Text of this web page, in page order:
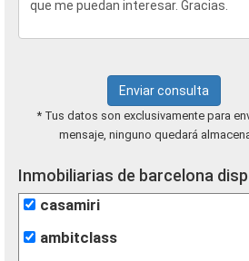
Enviar consulta
* Tus datos son exclusivamente para
mensaje, ninguno quedará
Inmobiliarias de barcelona
casamiri
ambitclass